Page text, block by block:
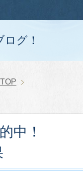
グ！
TOP
中！